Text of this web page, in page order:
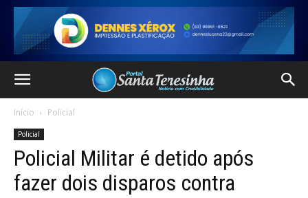
Início Policial
Policial
Policial Militar é detido após
fazer dois disparos contra